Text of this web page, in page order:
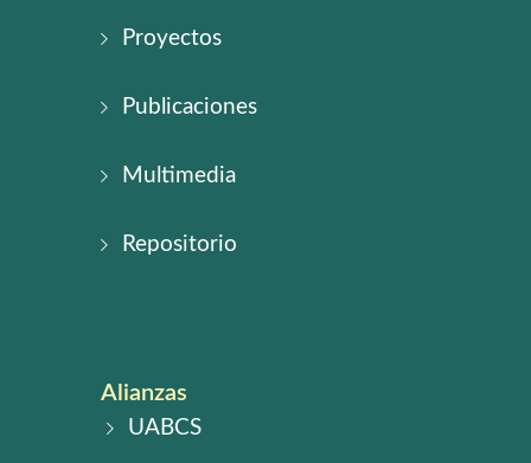
Proyectos
Publicaciones
Multimedia
Repositorio
Alianzas
UABCS